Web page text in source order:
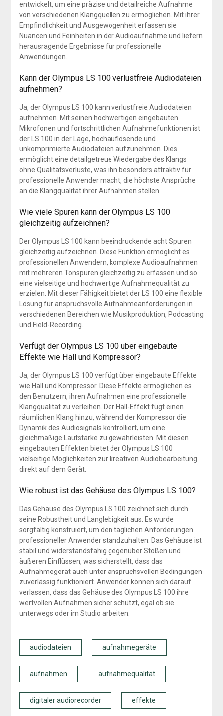
entwickelt, um eine präzise und detailreiche Aufnahme
von verschiedenen Klangquellen zu ermöglichen. Mit ihrer
Empfindlichkeit und Ausgewogenheit erfassen sie
Nuancen und Feinheiten in der Audioaufnahme und liefern
herausragende Ergebnisse für professionelle
Anwendungen.
Kann der Olympus LS 100 verlustfreie Audiodateien
aufnehmen?
Ja, der Olympus LS 100 kann verlustfreie Audiodateien
aufnehmen. Mit seinen hochwertigen eingebauten
Mikrofonen und fortschrittlichen Aufnahmefunktionen ist
der LS 100 in der Lage, hochauflösende und
unkomprimierte Audiodateien aufzunehmen. Dies
ermöglicht eine detailgetreue Wiedergabe des Klangs
ohne Qualitätsverluste, was ihn besonders attraktiv für
professionelle Anwender macht, die höchste Ansprüche
an die Klangqualität ihrer Aufnahmen stellen.
Wie viele Spuren kann der Olympus LS 100
gleichzeitig aufzeichnen?
Der Olympus LS 100 kann beeindruckende acht Spuren
gleichzeitig aufzeichnen. Diese Funktion ermöglicht es
professionellen Anwendern, komplexe Audioaufnahmen
mit mehreren Tonspuren gleichzeitig zu erfassen und so
eine vielseitige und hochwertige Aufnahmequalität zu
erzielen. Mit dieser Fähigkeit bietet der LS 100 eine flexible
Lösung für anspruchsvolle Aufnahmeanforderungen in
verschiedenen Bereichen wie Musikproduktion, Podcasting
und Field-Recording.
Verfügt der Olympus LS 100 über eingebaute
Effekte wie Hall und Kompressor?
Ja, der Olympus LS 100 verfügt über eingebaute Effekte
wie Hall und Kompressor. Diese Effekte ermöglichen es
den Benutzern, ihren Aufnahmen eine professionelle
Klangqualität zu verleihen. Der Hall-Effekt fügt einen
räumlichen Klang hinzu, während der Kompressor die
Dynamik des Audiosignals kontrolliert, um eine
gleichmäßige Lautstärke zu gewährleisten. Mit diesen
eingebauten Effekten bietet der Olympus LS 100
vielseitige Möglichkeiten zur kreativen Audiobearbeitung
direkt auf dem Gerät.
Wie robust ist das Gehäuse des Olympus LS 100?
Das Gehäuse des Olympus LS 100 zeichnet sich durch
seine Robustheit und Langlebigkeit aus. Es wurde
sorgfältig konstruiert, um den täglichen Anforderungen
professioneller Anwender standzuhalten. Das Gehäuse ist
stabil und widerstandsfähig gegenüber Stößen und
äußeren Einflüssen, was sicherstellt, dass das
Aufnahmegerät auch unter anspruchsvollen Bedingungen
zuverlässig funktioniert. Anwender können sich darauf
verlassen, dass das Gehäuse des Olympus LS 100 ihre
wertvollen Aufnahmen sicher schützt, egal ob sie
unterwegs oder im Studio arbeiten.
audiodateien aufnahmegeräte
aufnahmen aufnahmequalität
digitaler audiorecorder effekte